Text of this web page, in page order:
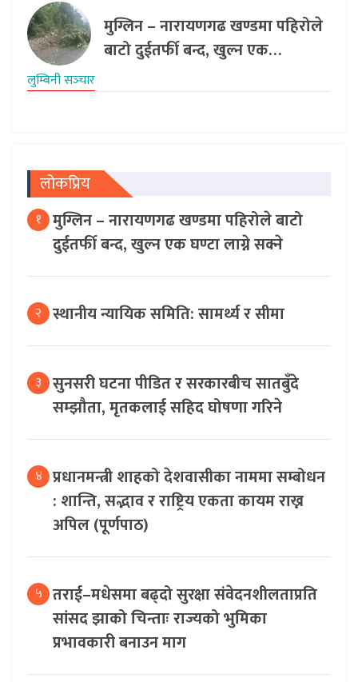
मुग्लिन – नारायणगढ खण्डमा पहिरोले
बाटो दुईतर्फी बन्द, खुल्न एक…
लुम्बिनी सञ्‍चार
लोकप्रिय
१ मुग्लिन – नारायणगढ खण्डमा पहिरोले बाटो
दुईतर्फी बन्द, खुल्न एक घण्टा लाग्ने सक्ने
२ स्थानीय न्यायिक समिति: सामर्थ्य र सीमा
३ सुनसरी घटना पीडित र सरकारबीच सातबुँदे
सम्झौता, मृतकलाई सहिद घोषणा गरिने
४ प्रधानमन्त्री शाहको देशवासीका नाममा सम्बोधन
: शान्ति, सद्भाव र राष्ट्रिय एकता कायम राख्न
अपिल (पूर्णपाठ)
५ तराई–मधेसमा बढ्दो सुरक्षा संवेदनशीलताप्रति
सांसद झाको चिन्ताः राज्यको भुमिका
प्रभावकारी बनाउन माग